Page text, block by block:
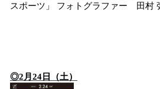
スポーツ」 フォトグラファー 田村
◎2月24日（土）